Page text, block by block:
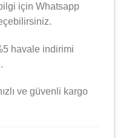
için Whatsapp
havale indirimi
ve güvenli kargo